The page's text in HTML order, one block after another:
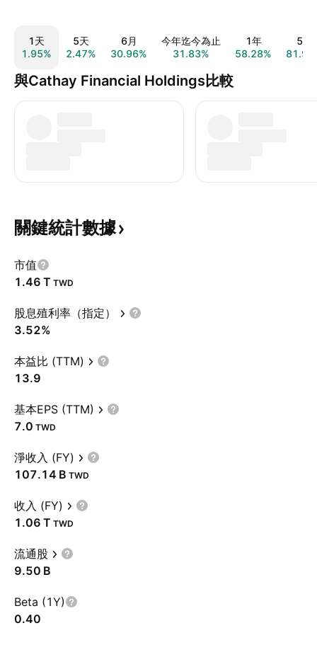
1天
1.95%
5天
2.47%
6月
30.96%
今年迄今為止
31.83%
1年
58.28%
5年
與Cathay Financial Holdings比較
關鍵統計數據
市值
‪1.46 T‬ TWD
股息殖利率（指定）
3.52%
本益比 (TTM)
13.9
基本EPS (TTM)
7.0 TWD
淨收入 (FY)
‪107.14 B‬ TWD
收入 (FY)
‪1.06 T‬ TWD
流通股
‪9.50 B‬
Beta (1Y)
0.40